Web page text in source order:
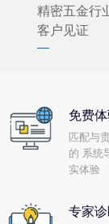
精密五金行
客户见证
免费
匹配与
的 系统
实体验
专家